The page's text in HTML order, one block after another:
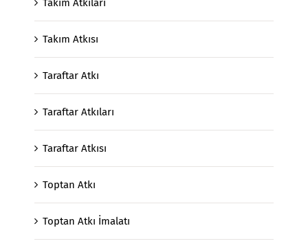
Takım Atkıları
Takım Atkısı
Taraftar Atkı
Taraftar Atkıları
Taraftar Atkısı
Toptan Atkı
Toptan Atkı İmalatı